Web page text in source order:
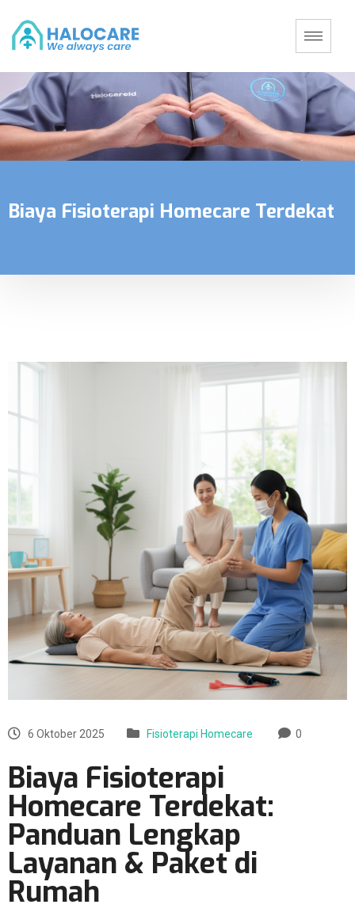
Biaya Fisioterapi Homecare Terdekat
6 Oktober 2025 Fisioterapi Homecare 0
Biaya Fisioterapi
Homecare Terdekat:
Panduan Lengkap
Layanan & Paket di
Rumah